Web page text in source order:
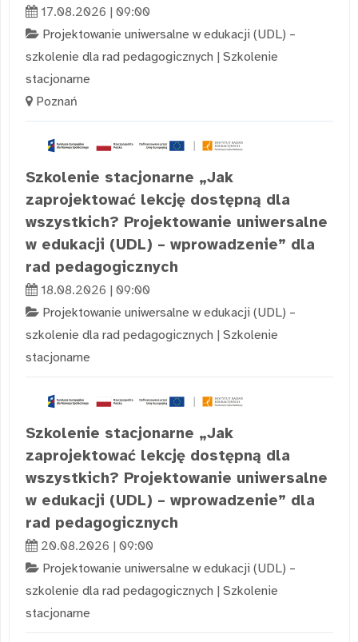
17.08.2026 | 09:00
Projektowanie uniwersalne w edukacji (UDL) –
szkolenie dla rad pedagogicznych | Szkolenie
stacjonarne
Poznań
Szkolenie stacjonarne „Jak
zaprojektować lekcję dostępną dla
wszystkich? Projektowanie uniwersalne
w edukacji (UDL) – wprowadzenie” dla
rad pedagogicznych
18.08.2026 | 09:00
Projektowanie uniwersalne w edukacji (UDL) –
szkolenie dla rad pedagogicznych | Szkolenie
stacjonarne
Szkolenie stacjonarne „Jak
zaprojektować lekcję dostępną dla
wszystkich? Projektowanie uniwersalne
w edukacji (UDL) – wprowadzenie” dla
rad pedagogicznych
20.08.2026 | 09:00
Projektowanie uniwersalne w edukacji (UDL) –
szkolenie dla rad pedagogicznych | Szkolenie
stacjonarne